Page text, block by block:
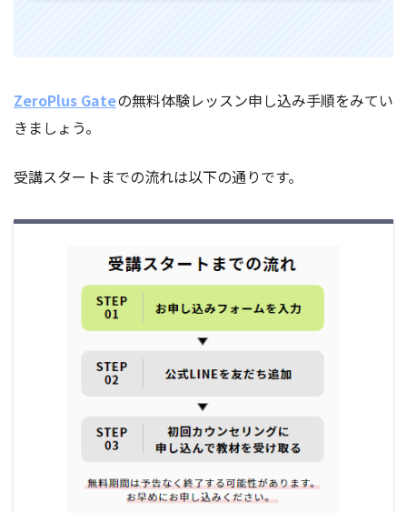
ZeroPlus Gateの無料体験レッスン申し込み手順をみてい
きましょう。
受講スタートまでの流れは以下の通りです。